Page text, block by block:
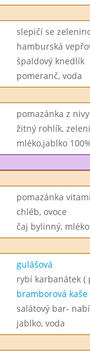
slepičí se
hamburská
špaldový knedlík
pomeranč, voda
pomazánka z nivy
žitný rohlík,
mléko,jablko
pomazánka
chléb, ovoce
čaj bylinný, mléko
gulášová
rybí karbanátek (
bramborová kaše
salátový bar-
jablko, voda